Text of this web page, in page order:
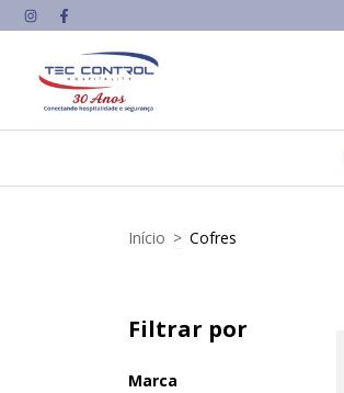
Início > Cofres
Filtrar por
Marca